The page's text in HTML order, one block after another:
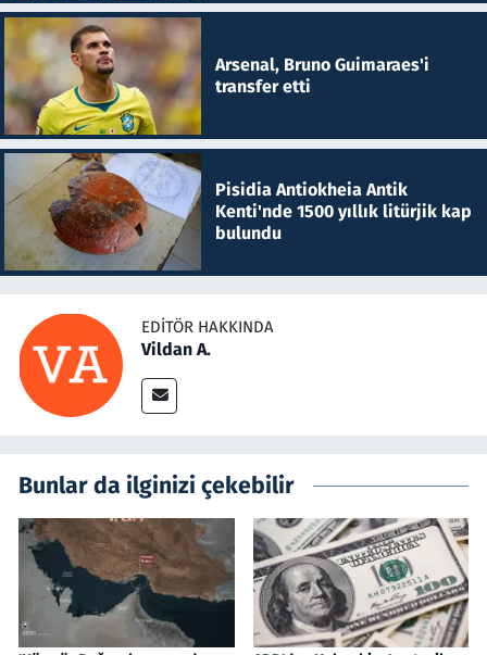
Arsenal, Bruno Guimaraes'i
transfer etti
Pisidia Antiokheia Antik
Kenti'nde 1500 yıllık litürjik kap
bulundu
EDITÖR HAKKINDA
Vildan A.
Bunlar da ilginizi çekebilir